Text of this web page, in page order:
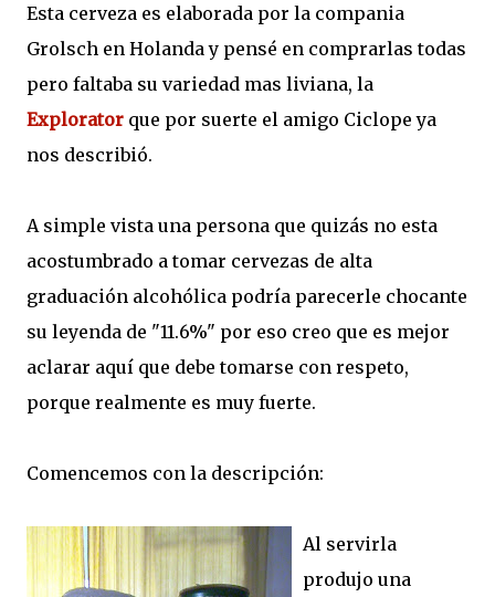
Esta cerveza es elaborada por la compania
Grolsch en Holanda y pensé en comprarlas todas
pero faltaba su variedad mas liviana, la
Explorator que por suerte el amigo Ciclope ya
nos describió.
A simple vista una persona que quizás no esta
acostumbrado a tomar cervezas de alta
graduación alcohólica podría parecerle chocante
su leyenda de "11.6%" por eso creo que es mejor
aclarar aquí que debe tomarse con respeto,
porque realmente es muy fuerte.
Comencemos con la descripción:
Al servirla
produjo una